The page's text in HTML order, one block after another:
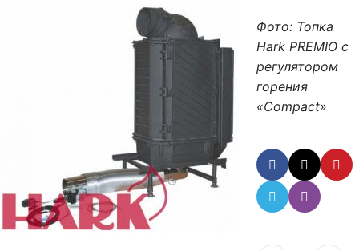
Фото: Топка
Hark PREMIO с
регулятором
горения
«Compact»